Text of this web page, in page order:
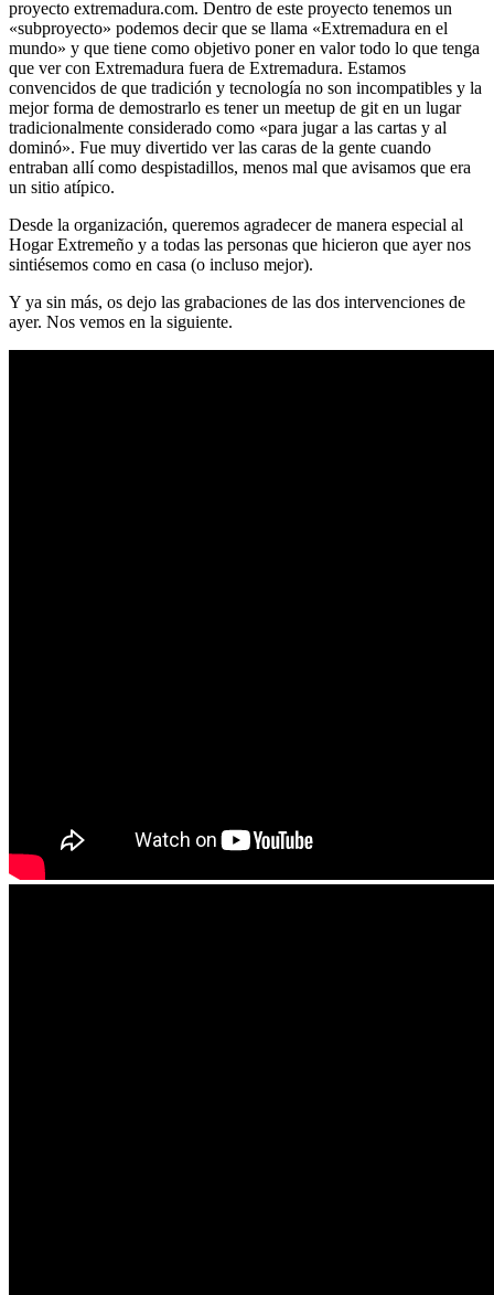
proyecto extremadura.com. Dentro de este proyecto tenemos un
«subproyecto» podemos decir que se llama «Extremadura en el
mundo» y que tiene como objetivo poner en valor todo lo que tenga
que ver con Extremadura fuera de Extremadura. Estamos
convencidos de que tradición y tecnología no son incompatibles y la
mejor forma de demostrarlo es tener un meetup de git en un lugar
tradicionalmente considerado como «para jugar a las cartas y al
dominó». Fue muy divertido ver las caras de la gente cuando
entraban allí como despistadillos, menos mal que avisamos que era
un sitio atípico.
Desde la organización, queremos agradecer de manera especial al
Hogar Extremeño y a todas las personas que hicieron que ayer nos
sintiésemos como en casa (o incluso mejor).
Y ya sin más, os dejo las grabaciones de las dos intervenciones de
ayer. Nos vemos en la siguiente.